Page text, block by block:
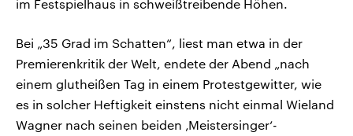
im Festspielhaus in schweißtreibende Höhen.
Bei „35 Grad im Schatten“, liest man etwa in der
Premierenkritik der Welt, endete der Abend „nach
einem glutheißen Tag in einem Protestgewitter, wie
es in solcher Heftigkeit einstens nicht einmal Wieland
Wagner nach seinen beiden ‚Meistersinger‘-